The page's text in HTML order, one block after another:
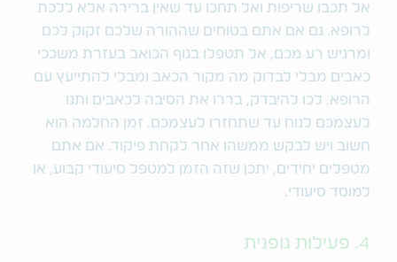
אל תכבו שריפות ואל תחכו עד שאין ברירה אלא ללכת
לרופא. גם אם אתם בטוחים שההורה שלכם זקוק לכם
ומרגיש רע מכם, אל תטפלו בגוף הכואב בעזרת משככי
כאבים מבלי לבדוק מה מקור הכאב ומבלי להתייעץ עם
הרופא. לכו להיבדק, בררו את הסיבה לכאבים ותנו
לעצמכם לנוח עד שתחזרו לעצמכם. זמן החלמה הוא
חשוב ויש לבקש ממשהו אחר לקחת פיקוד. אם אתם
מטפלים יחידים, יתכן שזה הזמן למטפל סיעודי קבוע, או
למוסד סיעודי.
4. פעילות גופנית